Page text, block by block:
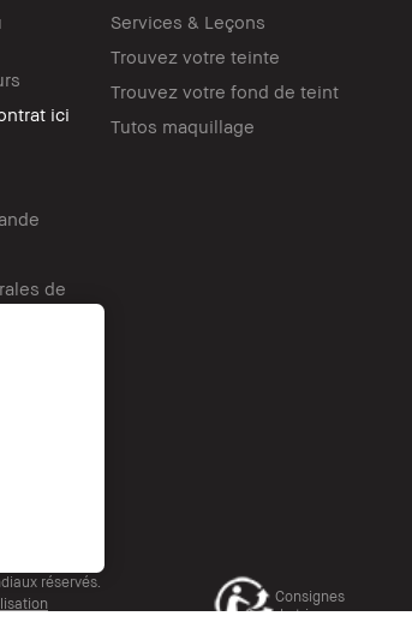
ici
de
de la
Services & Leçons
Trouvez votre teinte
Trouvez votre fond de teint
Tutos maquillage
réservés.
Consignes
de tri